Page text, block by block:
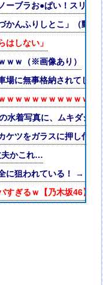
ーブラお●ぱい！スリッ
かんふりしとこ」（動画
はしない」
ｗｗ（※画像あり）
場に無事格納されてしま
ｗｗｗｗｗｗｗｗｗｗ
水着写真に、ムキダシ
ケツをガラスに押し付
夫かこれ…
に狙われている！ → 襲
ぎるｗ【乃木坂46】